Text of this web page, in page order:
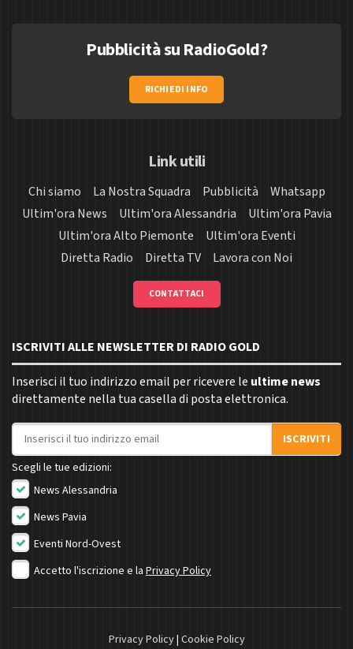
Pubblicità su RadioGold?
RICHIEDI INFO
Link utili
Chi siamo La Nostra Squadra Pubblicità
Whatsapp
Ultim'ora News
Ultim'ora Alessandria
Ultim'ora Pavia
Ultim'ora Alto Piemonte
Ultim'ora Eventi
Diretta Radio
Diretta TV Lavora con Noi
CONTATTACI
ISCRIVITI ALLE NEWSLETTER DI RADIO GOLD
Inserisci il tuo indirizzo email per ricevere le ultime news
direttamente nella tua casella di posta elettronica.
Indirizzo email
ISCRIVITI
Scegli le tue edizioni:
News Alessandria
News Pavia
Eventi Nord-Ovest
Accetto l'iscrizione e la Privacy Policy
Privacy Policy| Cookie Policy